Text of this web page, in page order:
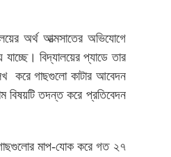
অর্থ আত্মসাতের অভিযোগে
বিদ্যালয়ের প্যাডে তার
করে গাছগুলো কাটার আবেদন
বিষয়টি তদন্ত করে প্রতিবেদন
গাছগুলোর মাপ-যোক করে গত ২৭